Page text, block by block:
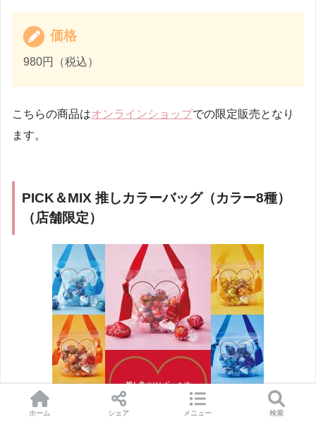
価格
980円（税込）
こちらの商品はオンラインショップでの限定販売となり
ます。
PICK＆MIX 推しカラーバッグ（カラー8種）
（店舗限定）
ホーム シェア メニュー 検索